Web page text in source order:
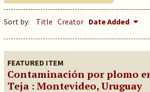
Sort by: Title Creator Date Added
FEATURED ITEM
Contaminación por plomo
Teja : Montevideo, Uruguay